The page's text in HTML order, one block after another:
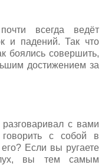
всегда ведёт
и падений. Так что
боялись совершить,
достижением за
с вами
с собой в
Если вы ругаете
вы тем самым